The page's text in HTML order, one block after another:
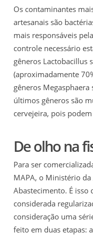
Os contaminantes
artesanais são
mais responsáveis
controle necessário
gêneros Lactobacillus
(aproximadamente
gêneros Megasphaera
últimos gêneros são
cervejeira, pois
De olho na
Para ser
MAPA, o Ministério
Abastecimento. É isso
considerada
consideração uma
feito em duas etapas: